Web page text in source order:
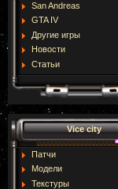
San Andreas
GTA IV
Другие игры
Новости
Статьи
Vice city
Патчи
Модели
Текстуры